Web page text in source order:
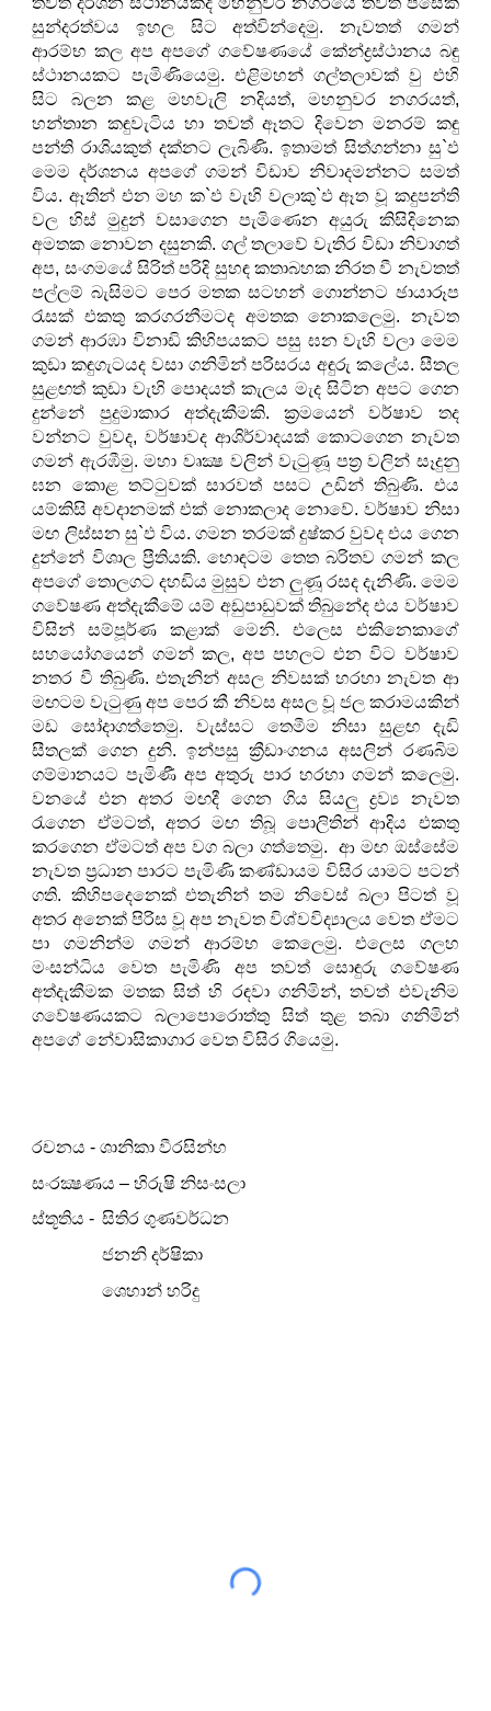
සුන්දරත්වය ඉහල සිට අත්වින්දෙමු. නැවතත් ගමන්
ආරම්භ කල අප අපගේ ගවේෂණයේ කේන්ද්‍රස්ථානය බඳු
ස්ථානයකට පැමිණියෙමු. එළිමහන් ගල්තලාවක් වු එහි
සිට බලන කළ මහවැලි නදියත්, මහනුවර නගරයත්,
හන්තාන කඳුවැටිය හා තවත් ඈතට දිවෙන මනරම් කඳු
පන්ති රාශියකුත් දක්නට ලැබිණි. ඉතාමත් සිත්ගන්නා සු`ඵ
මෙම දර්ශනය අපගේ ගමන් විඩාව නිවාදමන්නට සමත්
විය. ඈතින් එන මහ ක`ඵ වැහි වලාකු`ඵ ඈත වූ කදුපන්ති
වල හිස් මුදුන් වසාගෙන පැමිණෙන අයුරු කිසිදිනෙක
අමතක නොවන දසුනකි. ගල් තලාවේ වැතිර විඩා නිවාගත්
අප, සංගමයේ සිරිත් පරිදි සුහඳ කතාබහක නිරත වී නැවතත්
පල්ලම් බැසිමට පෙර මතක සටහන් ගොන්නට ඡායාරූප
රැසක් එකතු කරගරනීමටද අමතක නොකලෙමු. නැවත
ගමන් ආරඹා විනාඩි කිහිපයකට පසු ඝන වැහි වලා මෙම
කුඩා කඳුගැටයද වසා ගනිමින් පරිසරය අඳුරු කලේය. සීතල
සුළඟත් කුඩා වැහි පොදයත් කැලය මැද සිටින අපට ගෙන
දුන්නේ පුදුමාකාර අත්දැකීමකි. ක්‍රමයෙන් වර්ෂාව තද
වන්නට වුවද, වර්ෂාවද ආශිර්වාදයක් කොටගෙන නැවත
ගමන් ඇරඹීමු. මහා වෘක්‍ෂ වලින් වැටුණූ පත්‍ර වලින් සෑදුනු
ඝන කොළ තට්ටුවක් සාරවත් පසට උඩින් තිබුණි. එය
යම්කිසි අවදානමක් එක් නොකලාද නොවේ. වර්ෂාව නිසා
මඟ ලිස්සන සු`ඵ විය. ගමන තරමක් දුෂ්කර වුවද එය ගෙන
දුන්නේ විශාල ප්‍රීතියකි. හොඳටම තෙත බරිතව ගමන් කල
අපගේ තොලගට දහඩිය මුසුව එන ලුණූ රසද දැනිණි. මෙම
ගවේෂණ අත්දැකීමේ යම් අඩුපාඩුවක් තිබුනේද එය වර්ෂාව
විසින් සම්පූර්ණ කළාක් මෙනි. එලෙස එකිනෙකාගේ
සහයෝගයෙන් ගමන් කල, අප පහලට එන විට වර්ෂාව
නතර වී තිබුණි. එතැනින් අසල නිවසක් හරහා නැවත ආ
මඟටම වැටුණු අප පෙර කී නිවස අසල වූ ජල කරාමයකින්
මඩ සෝදාගත්තෙමු. වැස්සට තෙමීම නිසා සුළඟ දැඩි
සීතලක් ගෙන දුනි. ඉන්පසු ක්‍රීඩාංගනය අසලින් රණබිම
ගම්මානයට පැමිණී අප අතුරු පාර හරහා ගමන් කලෙමු.
වනයේ එන අතර මඟදී ගෙන ගිය සියලු ද්‍රව්‍ය නැවත
රැගෙන ඒමටත්, අතර මඟ තිබූ පොලිතින් ආදිය එකතු
කරගෙන ඒමටත් අප වග බලා ගත්තෙමු. ආ මඟ ඔස්සේම
නැවත ප්‍රධාන පාරට පැමිණි කණ්ඩායම විසිර යාමට පටන්
ගති. කිහිපදෙනෙක් එතැනින් තම නිවෙස් බලා පිටත් වූ
අතර අනෙක් පිරිස වූ අප නැවත විශ්වවිද්‍යාලය වෙත ඒමට
පා ගමනින්ම ගමන් ආරම්භ කෙලෙමු. එලෙස ගලහ
මංසන්ධිය වෙත පැමිණි අප තවත් සොඳුරු ගවේෂණ
අත්දැකීමක මතක සිත් හි රඳවා ගනිමින්, තවත් එවැනිම
ගවේෂණයකට බලාපොරොත්තු සිත් තුළ තබා ගනිමින්
අපගේ නේවාසිකාගාර වෙත විසිර ගියෙමු.
රචනය - ශානිකා වීරසින්හ
සංරක්‍ෂණය – හිරුෂි නිසංසලා
ස්තූතිය - සිතිර ගුණවර්ධන
ජනනි දර්ෂිකා
ශෙහාන් හරිදු